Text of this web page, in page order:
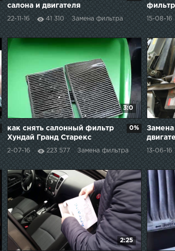
салона и двигателя
Гранта(LADA GRANTA),
видео по ремонту 2019
22-11-16 41 310 Замена фильтра
Лада,
15-08-16
3:0
как снять салонный фильтр
Хундай Гранд Старекс
2-07-16 223 577 Замена фильтра
0%
спасио
13-06-16
2:25